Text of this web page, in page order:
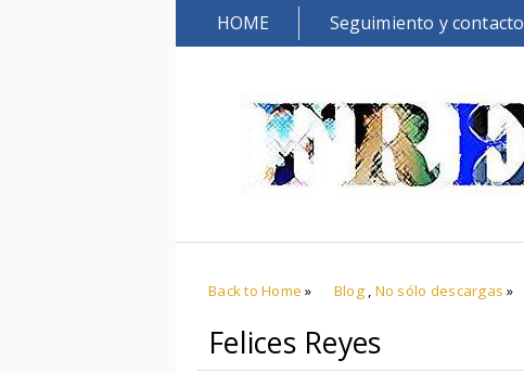
HOME Seguimiento y contacto
Back to Home » Blog, No sólo descargas »
Felices Reyes